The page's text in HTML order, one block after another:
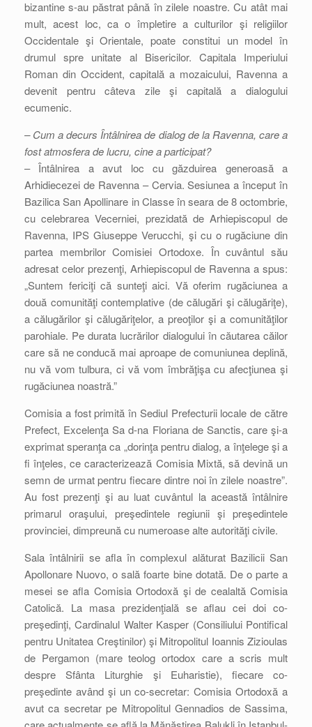
bizantine s-au păstrat până în zilele noastre. Cu atât mai
mult, acest loc, ca o împletire a culturilor şi religiilor
Occidentale şi Orientale, poate constitui un model în
drumul spre unitate al Bisericilor. Capitala Imperiului
Roman din Occident, capitală a mozaicului, Ravenna a
devenit pentru câteva zile şi capitală a dialogului
ecumenic.
– Cum a decurs Întâlnirea de dialog de la Ravenna, care a
fost atmosfera de lucru, cine a participat?
– Întâlnirea a avut loc cu găzduirea generoasă a
Arhidiecezei de Ravenna – Cervia. Sesiunea a început în
Bazilica San Apollinare in Classe în seara de 8 octombrie,
cu celebrarea Vecerniei, prezidată de Arhiepiscopul de
Ravenna, IPS Giuseppe Verucchi, şi cu o rugăciune din
partea membrilor Comisiei Ortodoxe. În cuvântul său
adresat celor prezenţi, Arhiepiscopul de Ravenna a spus:
„Suntem fericiţi că sunteţi aici. Vă oferim rugăciunea a
două comunităţi contemplative (de călugări şi călugăriţe),
a călugărilor şi călugăriţelor, a preoţilor şi a comunităţilor
parohiale. Pe durata lucrărilor dialogului în căutarea căilor
care să ne conducă mai aproape de comuniunea deplină,
nu vă vom tulbura, ci vă vom îmbrăţişa cu afecţiunea şi
rugăciunea noastră.”
Comisia a fost primită în Sediul Prefecturii locale de către
Prefect, Excelenţa Sa d-na Floriana de Sanctis, care şi-a
exprimat speranţa ca „dorinţa pentru dialog, a înţelege şi a
fi înţeles, ce caracterizează Comisia Mixtă, să devină un
semn de urmat pentru fiecare dintre noi în zilele noastre”.
Au fost prezenţi şi au luat cuvântul la această întâlnire
primarul oraşului, preşedintele regiunii şi preşedintele
provinciei, dimpreună cu numeroase alte autorităţi civile.
Sala întâlnirii se afla în complexul alăturat Bazilicii San
Apollonare Nuovo, o sală foarte bine dotată. De o parte a
mesei se afla Comisia Ortodoxă şi de cealaltă Comisia
Catolică. La masa prezidenţială se aflau cei doi co-
preşedinţi, Cardinalul Walter Kasper (Consiliului Pontifical
pentru Unitatea Creştinilor) şi Mitropolitul Ioannis Zizioulas
de Pergamon (mare teolog ortodox care a scris mult
despre Sfânta Liturghie şi Euharistie), fiecare co-
preşedinte având şi un co-secretar: Comisia Ortodoxă a
avut ca secretar pe Mitropolitul Gennadios de Sassima,